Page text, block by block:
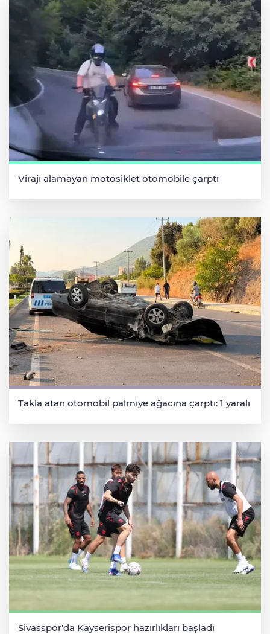
Virajı alamayan motosiklet otomobile çarptı
Takla atan otomobil palmiye ağacına çarptı: 1 yaralı
Sivasspor'da Kayserispor hazırlıkları başladı